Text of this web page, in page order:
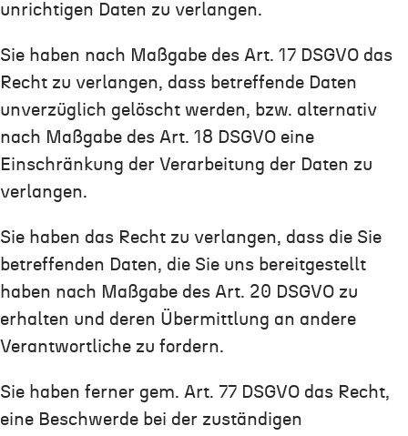
unrichtigen Daten zu verlangen.
Sie haben nach Maßgabe des Art. 17 DSGVO das
Recht zu verlangen, dass betreffende Daten
unverzüglich gelöscht werden, bzw. alternativ
nach Maßgabe des Art. 18 DSGVO eine
Einschränkung der Verarbeitung der Daten zu
verlangen.
Sie haben das Recht zu verlangen, dass die Sie
betreffenden Daten, die Sie uns bereitgestellt
haben nach Maßgabe des Art. 20 DSGVO zu
erhalten und deren Übermittlung an andere
Verantwortliche zu fordern.
Sie haben ferner gem. Art. 77 DSGVO das Recht,
eine Beschwerde bei der zuständigen